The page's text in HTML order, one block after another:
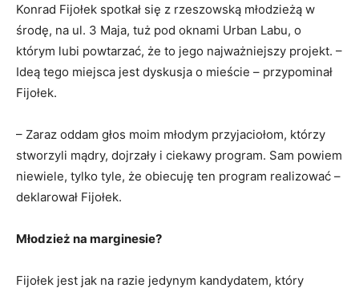
Konrad Fijołek spotkał się z rzeszowską młodzieżą w
środę, na ul. 3 Maja, tuż pod oknami Urban Labu, o
którym lubi powtarzać, że to jego najważniejszy projekt. –
Ideą tego miejsca jest dyskusja o mieście – przypominał
Fijołek.
– Zaraz oddam głos moim młodym przyjaciołom, którzy
stworzyli mądry, dojrzały i ciekawy program. Sam powiem
niewiele, tylko tyle, że obiecuję ten program realizować –
deklarował Fijołek.
Młodzież na marginesie?
Fijołek jest jak na razie jedynym kandydatem, który